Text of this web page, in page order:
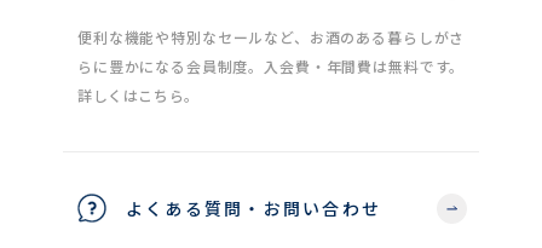
便利な機能や特別なセールなど、お酒のある暮らしがさ
らに豊かになる会員制度。入会費・年間費は無料です。
詳しくはこちら。
よくある質問・お問い合わせ